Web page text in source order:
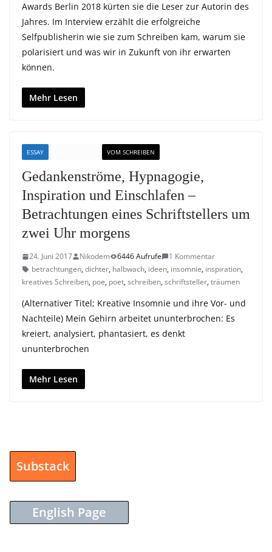
Awards Berlin 2018 kürten sie die Leser zur Autorin des
Jahres. Im Interview erzählt die erfolgreiche
Selfpublisherin wie sie zum Schreiben kam, warum sie
polarisiert und was wir in Zukunft von ihr erwarten
können.
Mehr Lesen
ESSAY VOM SCHREIBEN
Gedankenströme, Hypnagogie,
Inspiration und Einschlafen –
Betrachtungen eines Schriftstellers um
zwei Uhr morgens
24. Juni 2017 Nikodem 6446 Aufrufe
1 Kommentar
betrachtungen,dichter, halbwach, ideen, insomnie, inspiration,
kreatives Schreiben, poe, poet,schreiben,schriftsteller,träumen
(Alternativer Titel; Kreative Insomnie und ihre Vor- und
Nachteile) Mein Gehirn arbeitet ununterbrochen: Es
kreiert, analysiert, phantasiert, es denkt
ununterbrochen
Mehr Lesen
Substack
English Page